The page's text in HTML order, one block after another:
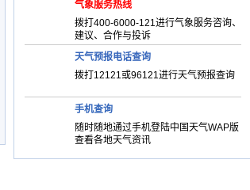
气象服务热线
拨打400-6000-121进行气象服务咨询、
建议、合作与投诉
天气预报电话查询
拨打12121或96121进行天气预报查询
手机查询
随时随地通过手机登陆中国天气WAP版
查看各地天气资讯